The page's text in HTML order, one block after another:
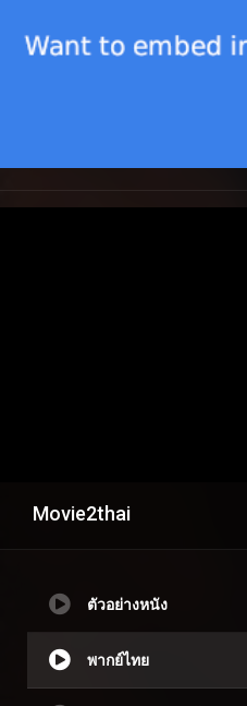
Movie2thai
ตัวอย่างหนัง
พากย์ไทย